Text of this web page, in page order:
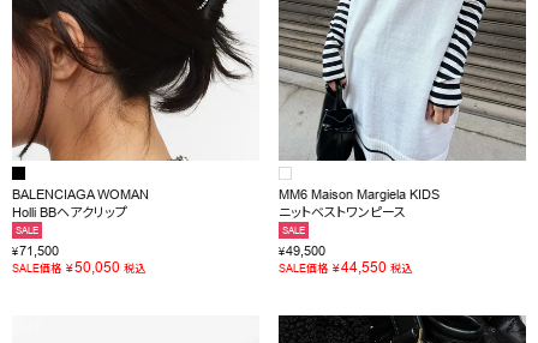
BALENCIAGA WOMAN
Holli BBヘアクリップ
SALE
¥71,500
SALE価格 ¥50,050 税込
MM6 Maison Margiela KIDS
ニットベストワンピース
SALE
¥49,500
SALE価格 ¥44,550 税込